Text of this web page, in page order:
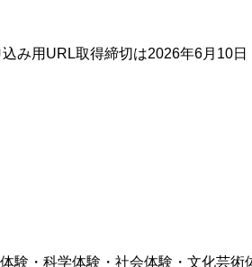
み用URL取得締切は2026年6月10日
・科学体験・社会体験・文化芸術